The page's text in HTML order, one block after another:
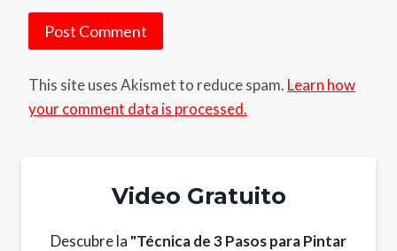
This site uses Akismet to reduce spam. Learn how
your comment data is processed.
Video Gratuito
Descubre la "Técnica de 3 Pasos para Pintar